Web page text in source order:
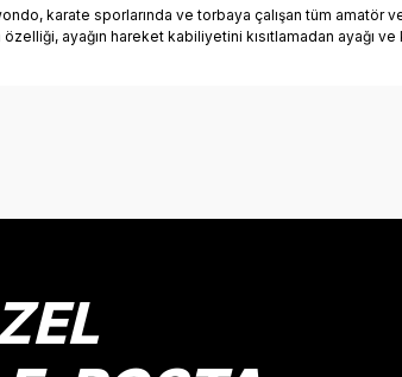
karate sporlarında ve torbaya çalışan tüm
ayağın hareket kabiliyetini kısıtlamadan ayağı